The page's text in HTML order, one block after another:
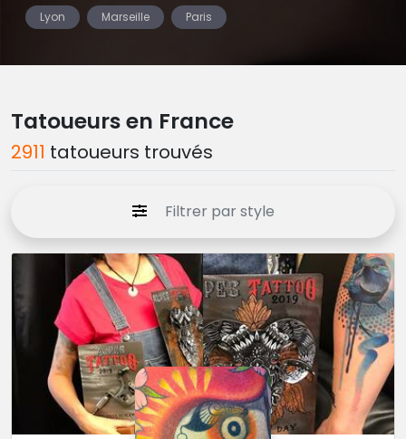
Lyon Marseille Paris
Tatoueurs en France
2911 tatoueurs trouvés
Filtrer par style